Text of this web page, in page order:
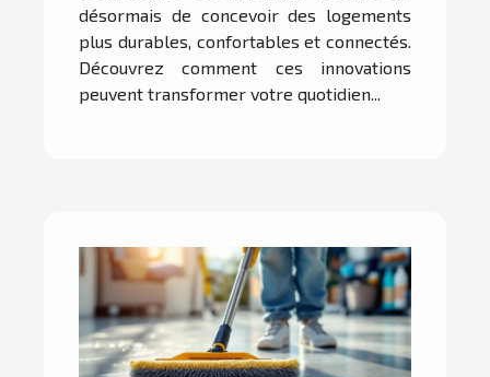
désormais de concevoir des logements
plus durables, confortables et connectés.
Découvrez comment ces innovations
peuvent transformer votre quotidien...